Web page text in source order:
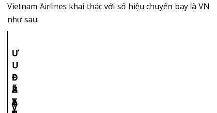
Vietnam Airlines khai thác với số hiệu chuyến bay là VN
như sau:
Ư
U
Đ
Ã
I
T
V
B
Ạ
E
E
L
I